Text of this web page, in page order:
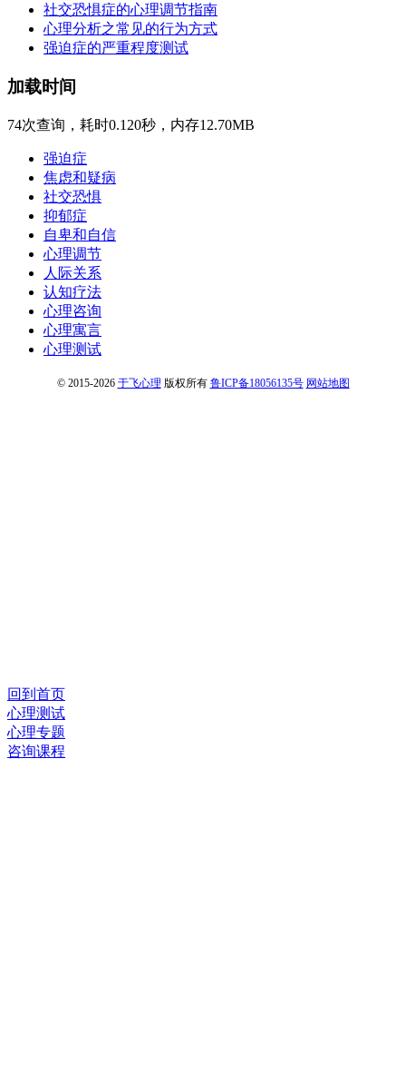
社交恐惧症的心理调节指南
心理分析之常见的行为方式
强迫症的严重程度测试
加载时间
74次查询，耗时0.120秒，内存12.70MB
强迫症
焦虑和疑病
社交恐惧
抑郁症
自卑和自信
心理调节
人际关系
认知疗法
心理咨询
心理寓言
心理测试
© 2015-2026 于飞心理 版权所有 鲁ICP备18056135号 网站地图
回到首页
心理测试
心理专题
咨询课程